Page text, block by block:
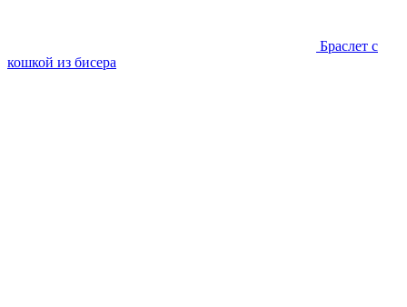
Браслет с
кошкой из бисера